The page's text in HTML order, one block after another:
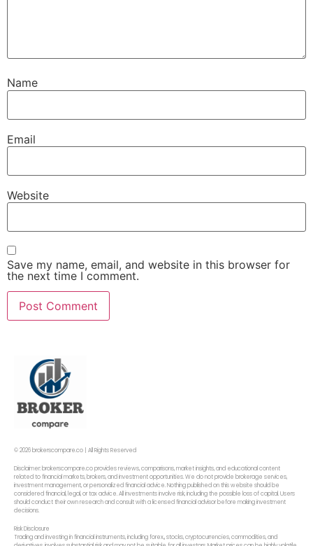
Name
Email
Website
Save my name, email, and website in this browser for
the next time I comment.
© 2026 brokerscompare.co | All Rights Reserved
Disclaimer: brokerscompare.co provides reviews, comparisons, market insights, and educational content
related to financial markets, brokers, and investment opportunities. We do not provide brokerage services,
investment management, or personalized financial advice. Nothing published on this website should be
considered financial, legal, or tax advice. All investments involve risk, including the possible loss of capital. Users
should conduct their own research and consult with a licensed financial advisor before making investment
decisions.
Risk Disclosure
Trading and investing in financial instruments, including forex,, stocks, cryptocurrencies, commodities, and